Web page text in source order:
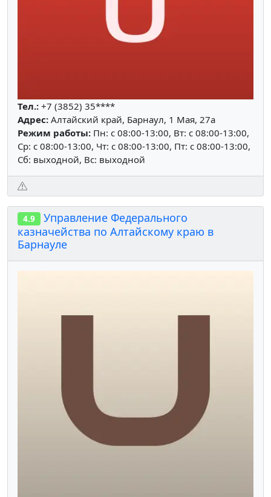
Тел.: +7 (3852) 35****
Адрес: Алтайский край, Барнаул, 1 Мая, 27а
Режим работы: Пн: c 08:00-13:00, Вт: c 08:00-13:00,
Ср: c 08:00-13:00, Чт: c 08:00-13:00, Пт: c 08:00-13:00,
Сб: выходной, Вс: выходной
4.9
Управление Федерального
казначейства по Алтайскому краю в
Барнауле